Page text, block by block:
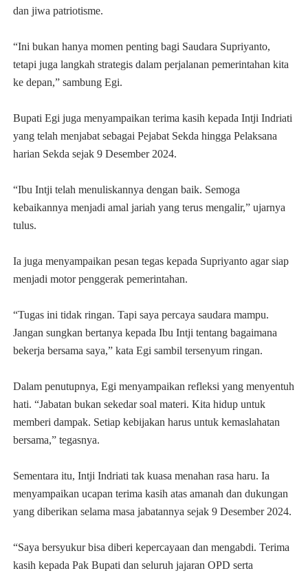
dan jiwa patriotisme.
“Ini bukan hanya momen penting bagi Saudara Supriyanto,
tetapi juga langkah strategis dalam perjalanan pemerintahan kita
ke depan,” sambung Egi.
Bupati Egi juga menyampaikan terima kasih kepada Intji Indriati
yang telah menjabat sebagai Pejabat Sekda hingga Pelaksana
harian Sekda sejak 9 Desember 2024.
“Ibu Intji telah menuliskannya dengan baik. Semoga
kebaikannya menjadi amal jariah yang terus mengalir,” ujarnya
tulus.
Ia juga menyampaikan pesan tegas kepada Supriyanto agar siap
menjadi motor penggerak pemerintahan.
“Tugas ini tidak ringan. Tapi saya percaya saudara mampu.
Jangan sungkan bertanya kepada Ibu Intji tentang bagaimana
bekerja bersama saya,” kata Egi sambil tersenyum ringan.
Dalam penutupnya, Egi menyampaikan refleksi yang menyentuh
hati. “Jabatan bukan sekedar soal materi. Kita hidup untuk
memberi dampak. Setiap kebijakan harus untuk kemaslahatan
bersama,” tegasnya.
Sementara itu, Intji Indriati tak kuasa menahan rasa haru. Ia
menyampaikan ucapan terima kasih atas amanah dan dukungan
yang diberikan selama masa jabatannya sejak 9 Desember 2024.
“Saya bersyukur bisa diberi kepercayaan dan mengabdi. Terima
kasih kepada Pak Bupati dan seluruh jajaran OPD serta